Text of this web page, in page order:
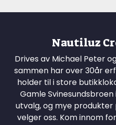
Nautiluz
Drives av Michael Peter
sammen har over 30år
holder til i store
Gamle
utvalg, og mye
velger oss. Kom innom